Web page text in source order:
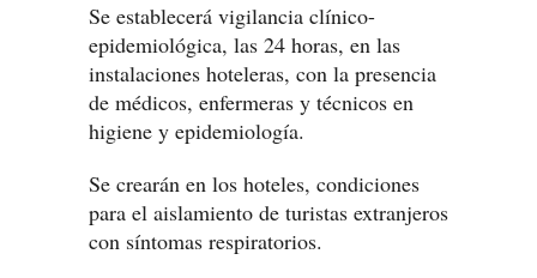
Se establecerá vigilancia clínico-
epidemiológica, las 24 horas, en las
instalaciones hoteleras, con la presencia
de médicos, enfermeras y técnicos en
higiene y epidemiología.
Se crearán en los hoteles, condiciones
para el aislamiento de turistas extranjeros
con síntomas respiratorios.